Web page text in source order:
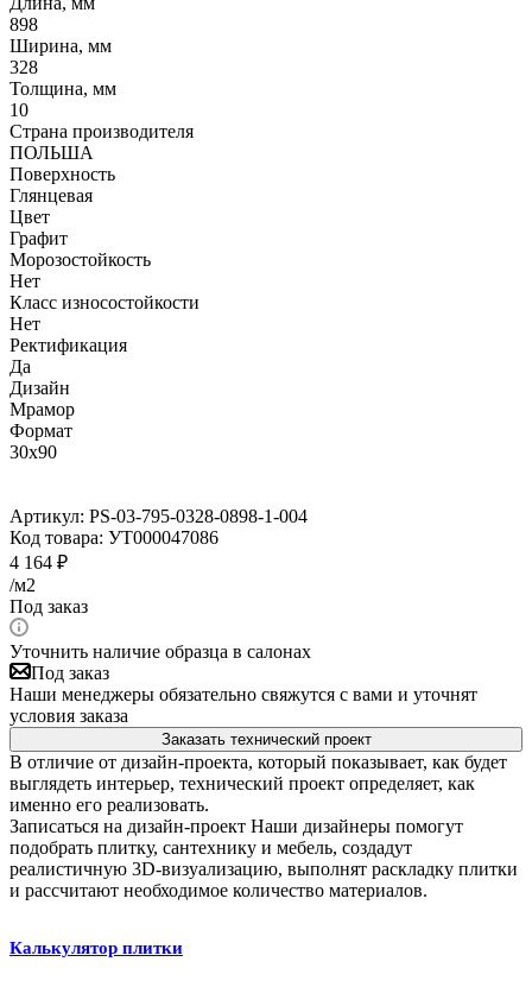
898
Ширина, мм
328
Толщина, мм
10
Страна производителя
ПОЛЬША
Поверхность
Глянцевая
Цвет
Графит
Морозостойкость
Нет
Класс износостойкости
Нет
Ректификация
Да
Дизайн
Мрамор
Формат
30x90
Артикул: PS-03-795-0328-0898-1-004
Код товара: УТ000047086
4 164 ₽
/м2
Под заказ
Уточнить наличие образца в салонах
Под заказ
Наши менеджеры обязательно свяжутся с вами и уточнят
условия заказа
Заказать технический проект
В отличие от дизайн-проекта, который показывает, как будет
выглядеть интерьер, технический проект определяет, как
именно его реализовать.
Записаться на дизайн-проект Наши дизайнеры помогут
подобрать плитку, сантехнику и мебель, создадут
реалистичную 3D-визуализацию, выполнят раскладку плитки
и рассчитают необходимое количество материалов.
Калькулятор плитки